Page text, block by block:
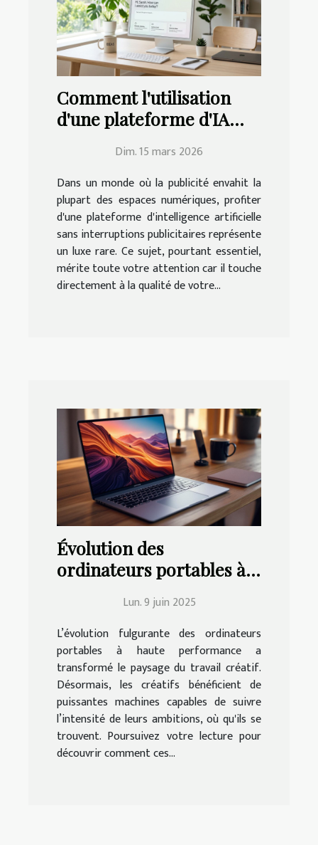
Comment l'utilisation
d'une plateforme d'IA
elle votre expérience ?
Dim. 15 mars 2026
Dans un monde où la publicité envahit la
plupart des espaces numériques, profiter
d'une plateforme d'intelligence artificielle
sans interruptions publicitaires représente
un luxe rare. Ce sujet, pourtant essentiel,
mérite toute votre attention car il touche
directement à la qualité de votre...
Évolution des
ordinateurs portables à
leur impact sur le travail
créatif
Lun. 9 juin 2025
L’évolution fulgurante des ordinateurs
portables à haute performance a
transformé le paysage du travail créatif.
Désormais, les créatifs bénéficient de
puissantes machines capables de suivre
l’intensité de leurs ambitions, où qu'ils se
trouvent. Poursuivez votre lecture pour
découvrir comment ces...